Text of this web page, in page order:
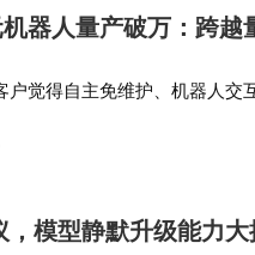
器人量产破万：跨越
户觉得自主免维护、机器人交
跟谁竞赛，因为生产出来变成
模型静默升级能力大